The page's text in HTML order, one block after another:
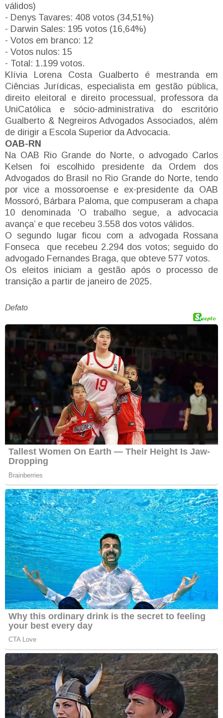
válidos)
- Denys Tavares: 408 votos (34,51%)
- Darwin Sales: 195 votos (16,64%)
- Votos em branco: 12
- Votos nulos: 15
- Total: 1.199 votos.
Klívia Lorena Costa Gualberto é mestranda em
Ciências Jurídicas, especialista em gestão pública,
direito eleitoral e direito processual, professora da
UniCatólica e sócio-administrativa do escritório
Gualberto & Negreiros Advogados Associados, além
de dirigir a Escola Superior da Advocacia.
OAB-RN
Na OAB Rio Grande do Norte, o advogado Carlos
Kelsen foi escolhido presidente da Ordem dos
Advogados do Brasil no Rio Grande do Norte, tendo
por vice a mossoroense e ex-presidente da OAB
Mossoró, Bárbara Paloma, que compuseram a chapa
10 denominada ‘O trabalho segue, a advocacia
avança’ e que recebeu 3.558 dos votos válidos.
O segundo lugar ficou com a advogada Rossana
Fonseca que recebeu 2.294 dos votos; seguido do
advogado Fernandes Braga, que obteve 577 votos.
Os eleitos iniciam a gestão após o processo de
transição a partir de janeiro de 2025.
Defato